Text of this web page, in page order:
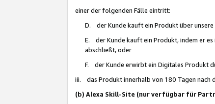
einer der folgenden Fälle eintritt:
D. der Kunde kauft ein Produkt über
E. der Kunde kauft ein Produkt, indem er es
abschließt, oder
F. der Kunde erwirbt ein Digitales Produkt
iii. das Produkt innerhalb von 180 Tagen nach
(b) Alexa Skill-Site (nur verfügbar für